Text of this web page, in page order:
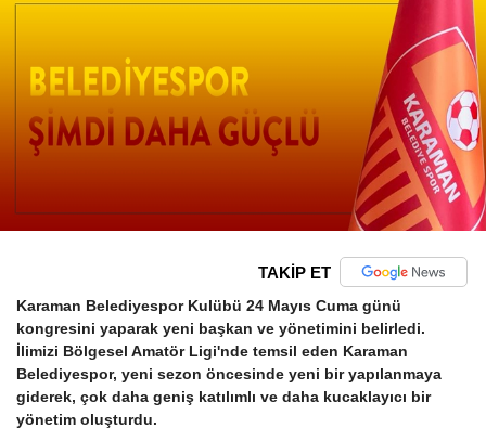
TAKİP ET
Karaman Belediyespor Kulübü 24 Mayıs Cuma günü
kongresini yaparak yeni başkan ve yönetimini belirledi.
İlimizi Bölgesel Amatör Ligi'nde temsil eden Karaman
Belediyespor, yeni sezon öncesinde yeni bir yapılanmaya
giderek, çok daha geniş katılımlı ve daha kucaklayıcı bir
yönetim oluşturdu.